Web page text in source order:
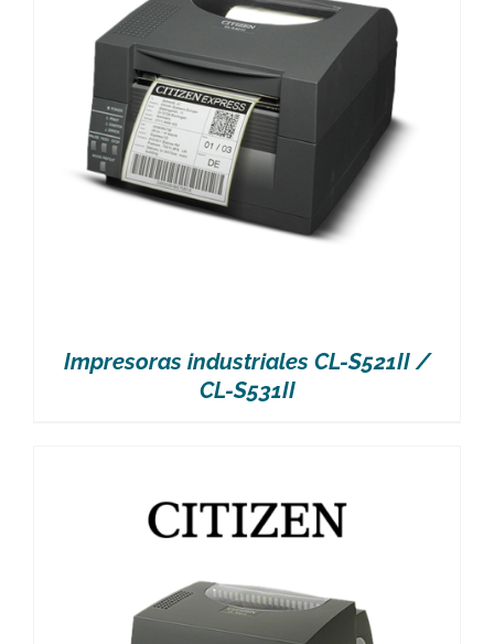
Impresoras industriales CL-S521II /
CL-S531II